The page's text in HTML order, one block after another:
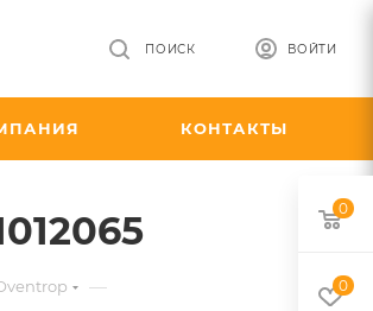
ВОЙТИ
ПОИСК
КОНТАКТЫ
—
0
0